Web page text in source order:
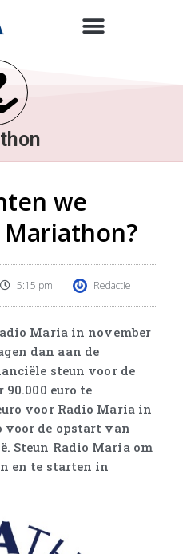
we
5:15 pm Redactie
Maria in november
dan aan de
steun voor de
euro te
voor Radio Maria in
voor de opstart van
Steun Radio Maria om
en te starten in